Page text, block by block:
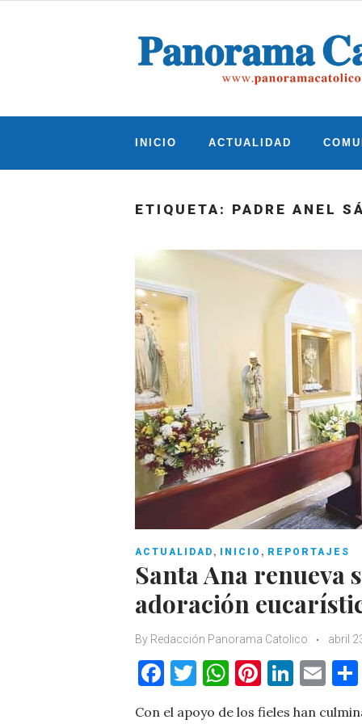
INICIO ACTUALIDAD
ETIQUETA: PADRE ANEL
ACTUALIDAD , INICIO , REPORTAJES
Santa Ana
adoración
By Redacción Panorama Catolico abril
F
a
T W
h
Pi
nt
Li
n
E
m
Con el apoyo de los fieles han